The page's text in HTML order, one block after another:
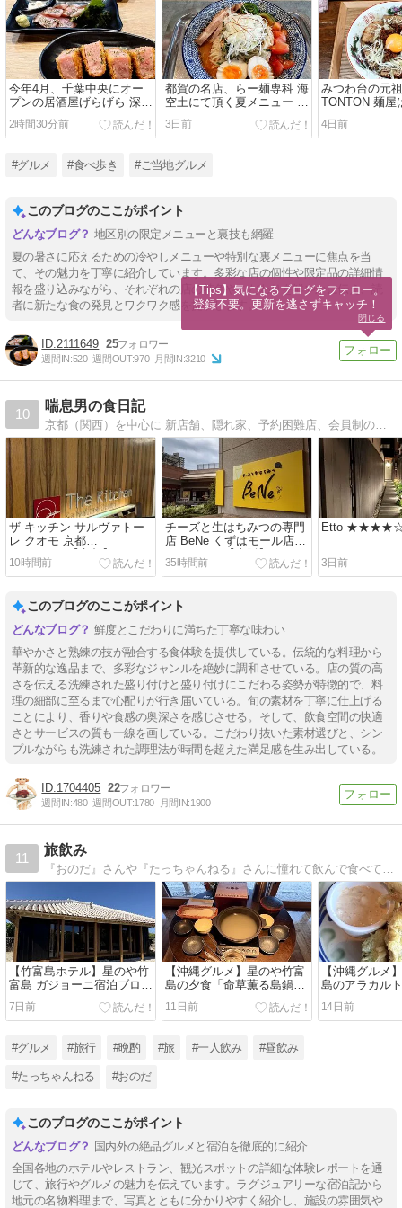
今年4月、千葉中央にオー
プンの居酒屋げらげら 深夜
2時まで営業も嬉しいお気
に入り店
2時間30分前
都賀の名店、らー麺専科 海
空土にて頂く夏メニュー ウ
マ辛スープの冷やし味噌を
堪能
3日前
みつわ台の元
TONTON 麺
コラボメニュ
そば
4日前
#グルメ #食べ歩き #ご当地グルメ
このブログのここがポイント
地区別の限定メニューと裏技も網羅
夏の暑さに応えるための冷やしメニューや特別な裏メニューに焦点を当
て、その魅力を丁寧に紹介しています。多彩な店の個性や限定品の詳細情
報を盛り込みながら、それぞれの店の特色やこだわりを鮮やかに伝え、読
者に新たな食の発見とワクワク感を提供します。
2111649 25
週間IN:520 週間OUT:970 月間IN:3210
10
喘息男の食日記
京都（関西）を中心に 新店舗、隠れ家、予約困難店、会員制の店まで開拓しています。 辛口でリアルな感想をまとめているので お店選びの参考にして頂ければ幸いです。
ザ キッチン サルヴァトー
レ クオモ 京都
★★★★☆【京都】
10時間前
チーズと生はちみつの専門
店 BeNe くずはモール店
★★★☆☆【大阪】
35時間前
Etto ★★★★☆
3日前
このブログのここがポイント
鮮度とこだわりに満ちた丁寧な味わい
華やかさと熟練の技が融合する食体験を提供している。伝統的な料理から
革新的な逸品まで、多彩なジャンルを絶妙に調和させている。店の質の高
さを伝える洗練された盛り付けと盛り付けにこだわる姿勢が特徴的で、料
理の細部に至るまで心配りが行き届いている。旬の素材を丁寧に仕上げる
ことにより、香りや食感の奥深さを感じさせる。そして、飲食空間の快適
さとサービスの質も一線を画している。こだわり抜いた素材選びと、シン
プルながらも洗練された調理法が時間を超えた満足感を生み出している。
1704405 22
週間IN:480 週間OUT:1780 月間IN:1900
11
旅飲み
『おのだ』さんや『たっちゃんねる』さんに憧れて飲んで食べて旅をする
【竹富島ホテル】星のや竹
富島 ガジョーニ宿泊ブログ
｜開放感あふれる客室で過
ごす贅沢な竹富島ステイ
7日前
【沖縄グルメ】星のや竹富
島の夕食「命草薫る島鍋」
を客室で実食！贅沢な部屋
食
11日前
【沖縄グルメ
島のアラカル
14日前
#グルメ #旅行 #晩酌 #旅 #一人飲み #昼飲み
#たっちゃんねる #おのだ
このブログのここがポイント
国内外の絶品グルメと宿泊を徹底的に紹介
全国各地のホテルやレストラン、観光スポットの詳細な体験レポートを通
じて、旅行やグルメの魅力を伝えています。ラグジュアリーな宿泊記から
地元の名物料理まで、写真とともに分かりやすく紹介し、施設の雰囲気や
【Tips】気になるブログをフォロー。
登録不要。更新を逃さずキャッチ！
閉じる